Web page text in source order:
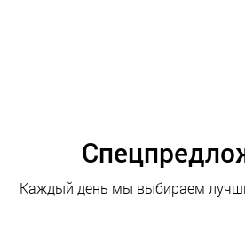
Каждый день мы выбираем